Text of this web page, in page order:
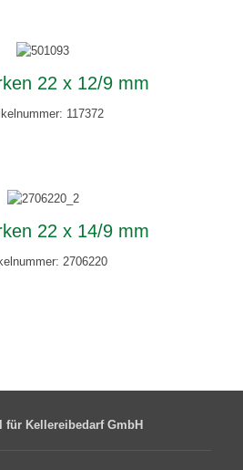
22 x 12/9 mm
117372
22 x 14/9 mm
2706220
für Kellereibedarf GmbH